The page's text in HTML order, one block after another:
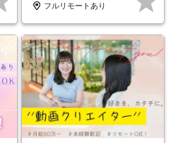
フルリモートあり